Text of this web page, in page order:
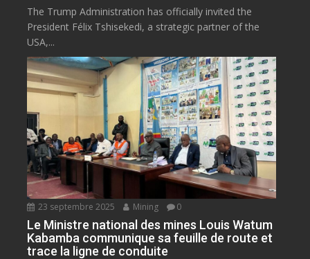
The Trump Administration has officially invited the
President Félix Tshisekedi, a strategic partner of the
USA,...
23 septembre 2025 Mining 0
Le Ministre national des mines Louis Watum
Kabamba communique sa feuille de route et
trace la ligne de conduite